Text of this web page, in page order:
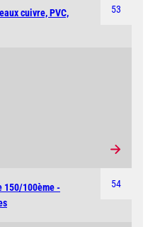
53
cuivre, PVC,
54
150/100ème -